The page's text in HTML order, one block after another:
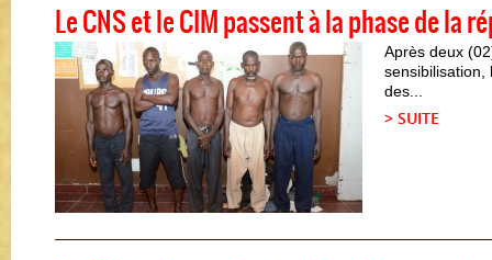
Le CNS et le CIM passent à la phase de la
Après deux
sensibilisation,
des...
> SUITE